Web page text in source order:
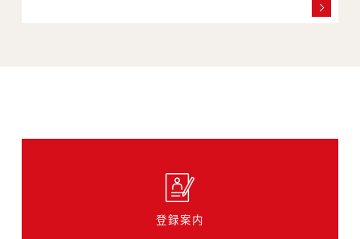
登録案内